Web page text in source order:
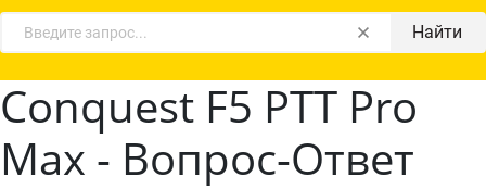
Найти
Conquest F5 PTT Pro
Max - Вопрос-Ответ